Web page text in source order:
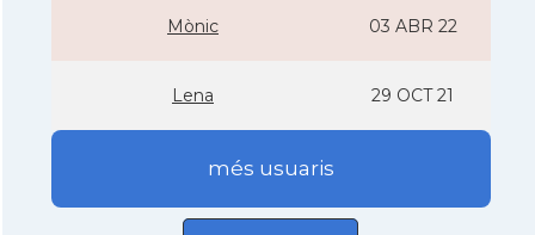
Mònic 03 ABR 22
Lena 29 OCT 21
més usuaris